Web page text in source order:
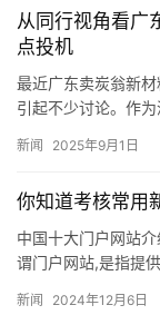
从同行视角看广
点投机
最近广东卖炭翁新
引起不少讨论。作
总有人…
新闻 2025年9月1日
你知道考核常用
中国十大门户网站
谓门户网站,是指提
新闻 2024年12月6日